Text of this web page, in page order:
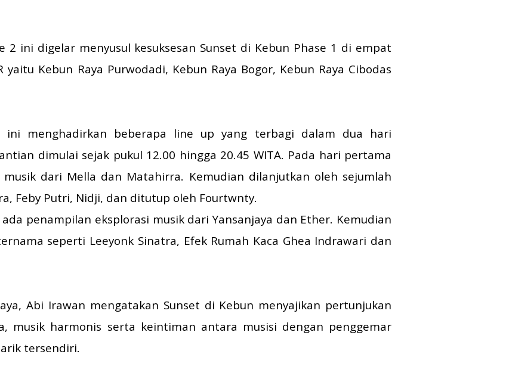
2 ini digelar menyusul kesuksesan Sunset di Kebun Phase 1 di empat
Kebun Raya Purwodadi, Kebun Raya Bogor, Kebun Raya Cibodas
ini menghadirkan beberapa line up yang terbagi dalam dua hari
dimulai sejak pukul 12.00 hingga 20.45 WITA. Pada hari pertama
dari Mella dan Matahirra. Kemudian dilanjutkan oleh sejumlah
Feby Putri, Nidji, dan ditutup oleh Fourtwnty.
penampilan eksplorasi musik dari Yansanjaya dan Ether. Kemudian
seperti Leeyonk Sinatra, Efek Rumah Kaca Ghea Indrawari dan
Abi Irawan mengatakan Sunset di Kebun menyajikan pertunjukan
musik harmonis serta keintiman antara musisi dengan penggemar
tersendiri.